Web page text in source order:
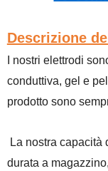
Descrizione
I nostri elettrodi
conduttiva, gel e
prodotto sono
La nostra
durata a